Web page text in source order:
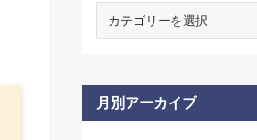
ー
一
月別アーカイブ